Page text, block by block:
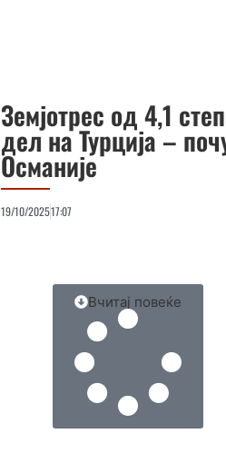
Земјотрес од 4,1
дел на Турција –
Османије
19/10/202517:07
Вчитај повеќе